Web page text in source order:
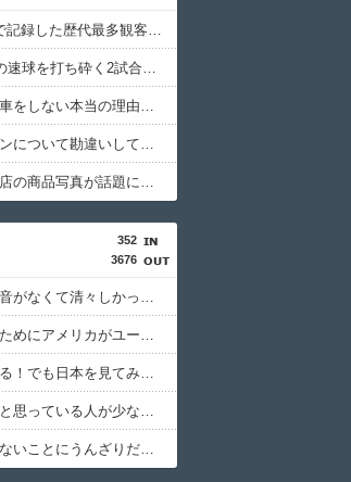
韓国人「日本がJリーグ開幕戦で記録した歴代最多観客数がこちら…」→「Kリーグとは次元が違う…（ﾌﾞﾙﾌﾞﾙ」＝韓国の反応
韓国人「村上宗隆、100マイルの速球を打ち砕く2試合連発26号ソロホームラン！」→「うらやましい…（ﾌﾞﾙﾌﾞﾙ」＝韓国の反応
韓国人「日本人が絶対に違法駐車をしない本当の理由がこちら…」→「これが正解」「その通りだ…（ﾌﾞﾙﾌﾞﾙ」＝韓国の反応
韓国人「韓国人が日本のラーメンについて勘違いしていることがこちら…」→「えっ？？？？？？？？？？」＝韓国の反応
韓国人「日本の某全国チェーン店の商品写真が話題になっている理由がこちら…」→「羨ましい…（ﾌﾞﾙﾌﾞﾙ」＝韓国の反応
352
3676
英国人「日本は公共の場での騒音がなくて清々しかったが、なぜイギリスでは騒音を許容しているのか？」
欧州人「日本の円を買い支えるためにアメリカがユーロを売っているようだが？しかも事前通知なし？」
海外「確かにここにも差別はある！でも日本を見てみろよ！…とかいう論調。スケープゴートだろ」
海外「日本人で海外に住みたいと思っている人が少ないのは何故なんだ？母国ではみんな出たがっているのだが？」
海外「日本のメディアを楽しめないことにうんざりだ。ウィーブの評判のせいで自分もその一部になる気分になる」